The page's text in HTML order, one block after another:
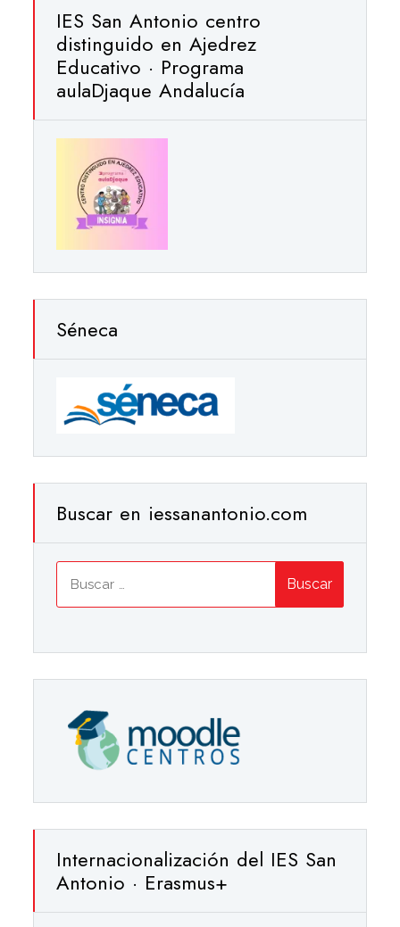
IES San Antonio centro
distinguido en Ajedrez
Educativo · Programa
aulaDjaque Andalucía
Séneca
Buscar en iessanantonio.com
Internacionalización del IES San
Antonio · Erasmus+